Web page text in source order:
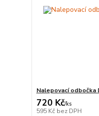
Nalepovací odbočka
720 Kč/ks
595 Kč bez DPH